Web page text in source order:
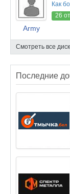
Army
Как
26
Смотреть все
Последние